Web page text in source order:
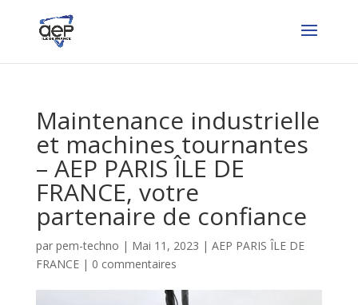
Maintenance industrielle
et machines tournantes
– AEP PARIS ÎLE DE
FRANCE, votre
partenaire de confiance
par pem-techno | Mai 11, 2023 | AEP PARIS ÎLE DE
FRANCE| 0 commentaires